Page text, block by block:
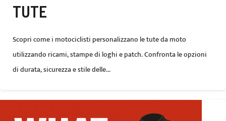
TUTE
Scopri come i motociclisti personalizzano le tute da moto
utilizzando ricami, stampe di loghi e patch. Confronta le opzioni
di durata, sicurezza e stile delle...